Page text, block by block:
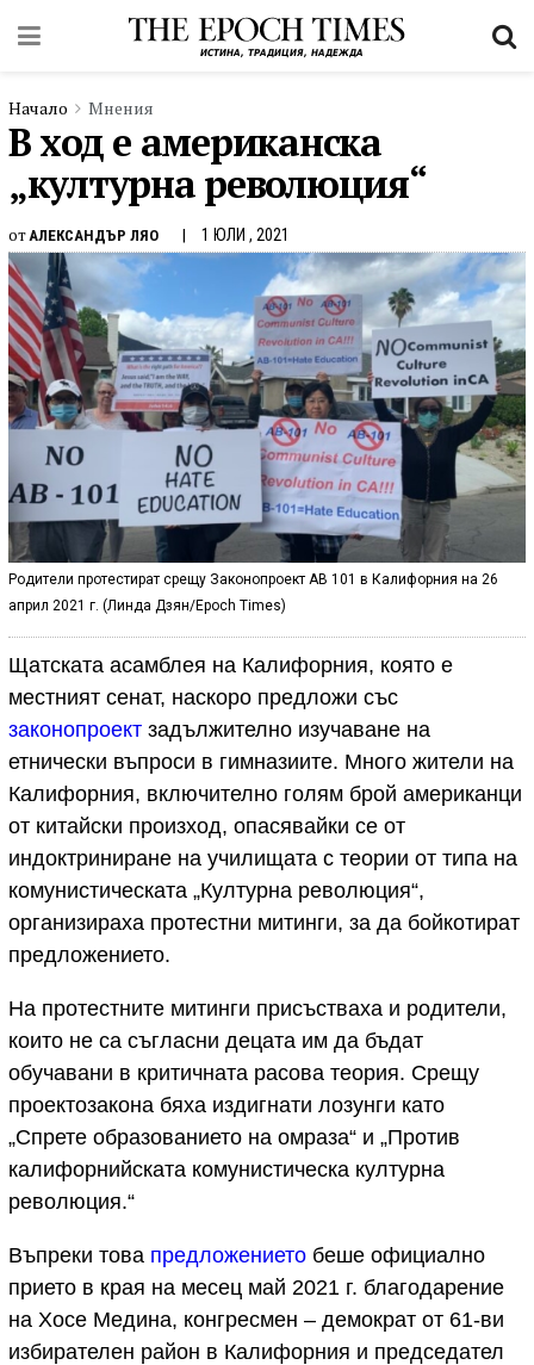
Начало Мнения
В ход е американска
„културна революция“
от АЛЕКСАНДЪР ЛЯО 1 ЮЛИ , 2021
Родители протестират срещу Законопроект АВ 101 в Калифорния на 26
април 2021 г. (Линда Дзян/Epoch Times)
Щатската асамблея на Калифорния, която е
местният сенат, наскоро предложи със
законопроект задължително изучаване на
етнически въпроси в гимназиите. Много жители на
Калифорния, включително голям брой американци
от китайски произход, опасявайки се от
индоктриниране на училищата с теории от типа на
комунистическата „Културна революция“,
организираха протестни митинги, за да бойкотират
предложението.
На протестните митинги присъстваха и родители,
които не са съгласни децата им да бъдат
обучавани в критичната расова теория. Срещу
проектозакона бяха издигнати лозунги като
„Спрете образованието на омраза“ и „Против
калифорнийската комунистическа културна
революция.“
Въпреки това предложението беше официално
прието в края на месец май 2021 г. благодарение
на Хосе Медина, конгресмен – демократ от 61-ви
избирателен район в Калифорния и председател